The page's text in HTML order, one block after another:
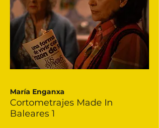
María Enganxa
Cortometrajes Made In
Baleares 1